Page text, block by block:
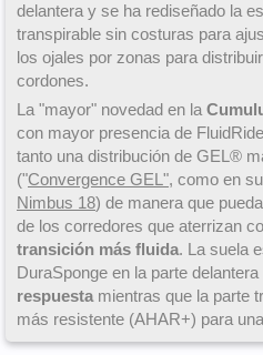
delantera y se ha rediseñado la
transpirable sin costuras para
los ojales por zonas para
cordones.
La "mayor" novedad en la
con mayor presencia de
tanto una distribución de GEL®
("Convergence GEL", como en
Nimbus 18) de manera que pueda
de los corredores que aterrizan
transición más fluida. La suela
DuraSponge en la parte
respuesta mientras que la parte
más resistente (AHAR+) para